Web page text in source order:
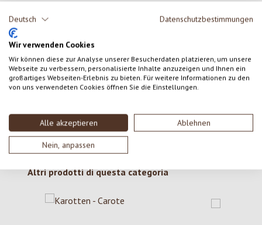
Deutsch Datenschutzbestimmungen
Wir verwenden Cookies
Wir können diese zur Analyse unserer Besucherdaten platzieren, um unsere
Webseite zu verbessern, personalisierte Inhalte anzuzeigen und Ihnen ein
großartiges Webseiten-Erlebnis zu bieten. Für weitere Informationen zu den
von uns verwendeten Cookies öffnen Sie die Einstellungen.
Alle akzeptieren Ablehnen
Nein, anpassen
Nessuna recensione trovata Condividi le tue opinioni
con gli altri.
Salta la galleria dei prodotti
Altri prodotti di questa categoria